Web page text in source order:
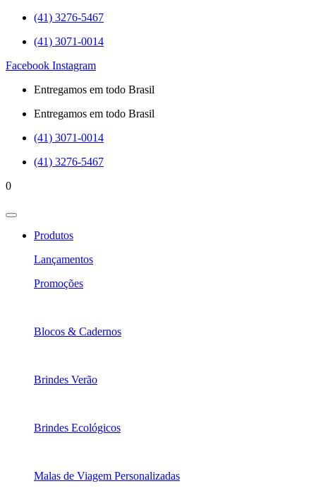
(41) 3276-5467
(41) 3071-0014
Facebook Instagram
Entregamos em todo Brasil
Entregamos em todo Brasil
(41) 3071-0014
(41) 3276-5467
0
Produtos
Lançamentos
Promoções
Blocos & Cadernos
Brindes Verão
Brindes Ecológicos
Malas de Viagem Personalizadas